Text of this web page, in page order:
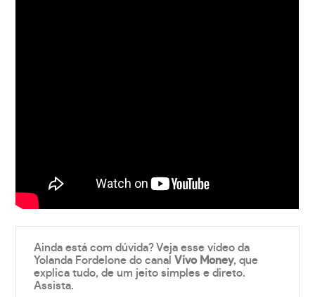
Ainda está com dúvida? Veja esse vídeo da
Yolanda Fordelone do canalVivo Money, que
explica tudo, de um jeito simples e direto.
Assista.